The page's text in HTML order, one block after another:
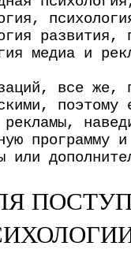
развития,
медиа и
все же,
поэтому
рекламы,
программу
или